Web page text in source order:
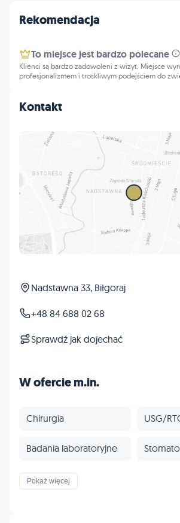
Kontakt
Nadstawna 33, Biłgoraj
+48 84 688 02 68
Sprawdź jak dojechać
W ofercie m.in.
Chirurgia USG/
Badania laboratoryjne
Ortopedia
Pokaż więcej
Rekomendacja
To miejsce jest bardzo polecane
Klienci są bardzo zadowoleni z wizyt. Miejsce
profesjonalizmem i troskliwym podejściem do